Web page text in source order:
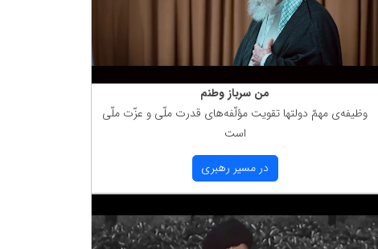
من سرباز وطنم
وظیفه‌ی مهمّ دولتها تقویت مؤلّفه‌های قدرت ملّی و عزّت ملّی
است
در مسیر رهبری